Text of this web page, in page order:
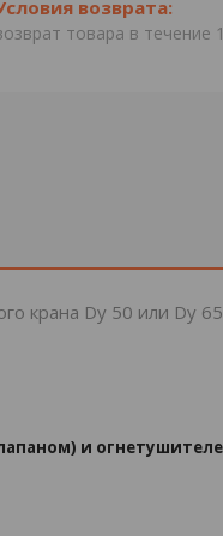
товара в течение
крана Dy 50 или Dy
и